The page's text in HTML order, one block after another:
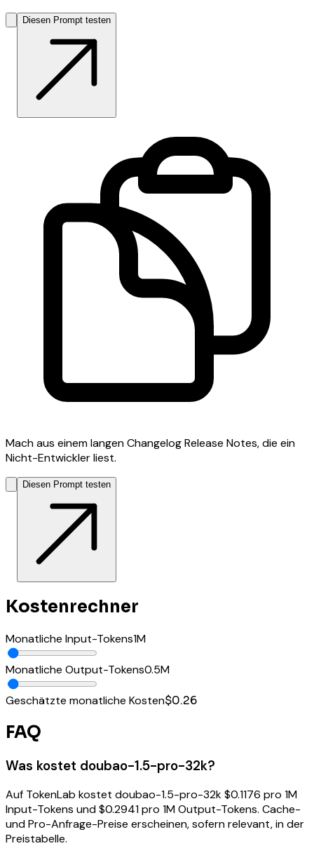
Diesen Prompt testen
Mach aus einem langen Changelog Release Notes, die ein
Nicht-Entwickler liest.
Diesen Prompt testen
Kostenrechner
Monatliche Input-Tokens1M
Monatliche Output-Tokens0.5M
Geschätzte monatliche Kosten$0.26
FAQ
Was kostet doubao-1.5-pro-32k?
Auf TokenLab kostet doubao-1.5-pro-32k $0.1176 pro 1M
Input-Tokens und $0.2941 pro 1M Output-Tokens. Cache-
und Pro-Anfrage-Preise erscheinen, sofern relevant, in der
Preistabelle.